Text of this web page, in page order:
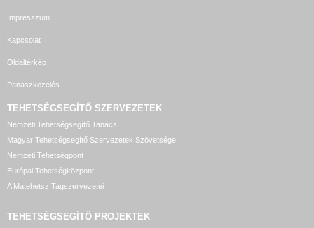
Impresszum
Kapcsolat
Oldaltérkép
Panaszkezelés
TEHETSÉGSEGÍTŐ SZERVEZETEK
Nemzeti Tehetségsegítő Tanács
Magyar Tehetségsegítő Szervezetek Szövetsége
Nemzeti Tehetségpont
Európai Tehetségközpont
A Matehetsz Tagszervezetei
TEHETSÉGSEGÍTŐ PROJEKTEK